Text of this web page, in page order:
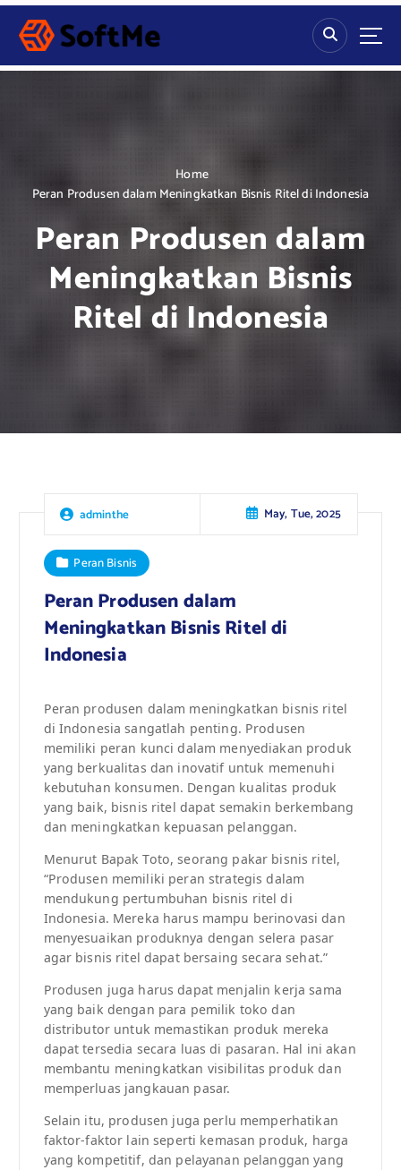
S
p
Home
Peran Produsen dalam Meningkatkan Bisnis Ritel di Indonesia
Peran Produsen dalam
Meningkatkan Bisnis
Ritel di Indonesia
adminthe May, Tue, 2025
Peran Bisnis
Peran Produsen dalam
Meningkatkan Bisnis Ritel di
Indonesia
Peran produsen dalam meningkatkan bisnis ritel
di Indonesia sangatlah penting. Produsen
memiliki peran kunci dalam menyediakan produk
yang berkualitas dan inovatif untuk memenuhi
kebutuhan konsumen. Dengan kualitas produk
yang baik, bisnis ritel dapat semakin berkembang
dan meningkatkan kepuasan pelanggan.
Menurut Bapak Toto, seorang pakar bisnis ritel,
“Produsen memiliki peran strategis dalam
mendukung pertumbuhan bisnis ritel di
Indonesia. Mereka harus mampu berinovasi dan
menyesuaikan produknya dengan selera pasar
agar bisnis ritel dapat bersaing secara sehat.”
Produsen juga harus dapat menjalin kerja sama
yang baik dengan para pemilik toko dan
distributor untuk memastikan produk mereka
dapat tersedia secara luas di pasaran. Hal ini akan
membantu meningkatkan visibilitas produk dan
memperluas jangkauan pasar.
Selain itu, produsen juga perlu memperhatikan
faktor-faktor lain seperti kemasan produk, harga
yang kompetitif, dan pelayanan pelanggan yang